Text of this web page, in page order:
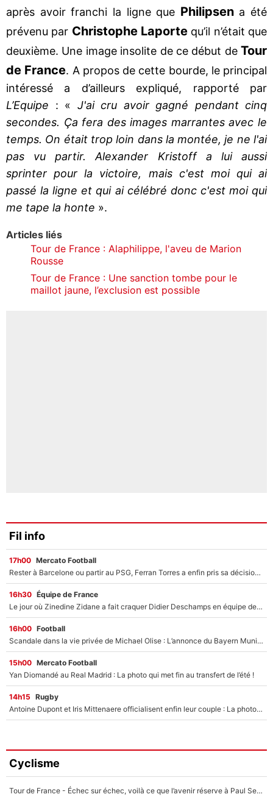
après avoir franchi la ligne que Philipsena été
prévenu par Christophe Laporte qu’il n’était que
deuxième. Une image insolite de ce début de Tour
de France. A propos de cette bourde, le principal
intéressé a d’ailleurs expliqué, rapporté par
L’Equipe : « J'ai cru avoir gagné pendant cinq
secondes. Ça fera des images marrantes avec le
temps. On était trop loin dans la montée, je ne l'ai
pas vu partir. Alexander Kristoff a lui aussi
sprinter pour la victoire, mais c'est moi qui ai
passé la ligne et qui ai célébré donc c'est moi qui
me tape la honte ».
Articles liés
Tour de France : Alaphilippe, l'aveu de Marion
Rousse
Tour de France : Une sanction tombe pour le
maillot jaune, l’exclusion est possible
Fil info
17h00 Mercato Football
Rester à Barcelone ou partir au PSG, Ferran Torres a enfin pris sa décision : La course contre la montre est lancée !
16h30 Équipe de France
Le jour où Zinedine Zidane a fait craquer Didier Deschamps en équipe de France : «Je m’en suis voulu», l’ancien sélectionneur a regretté son geste !
16h00 Football
Scandale dans la vie privée de Michael Olise : L’annonce du Bayern Munich sur son enfant caché
15h00 Mercato Football
Yan Diomandé au Real Madrid : La photo qui met fin au transfert de l’été !
14h15 Rugby
Antoine Dupont et Iris Mittenaere officialisent enfin leur couple : La photo qui enflamme les réseaux sociaux
Cyclisme
Tour de France - Échec sur échec, voilà ce que l’avenir réserve à Paul Seixas : «Tant qu’il y aura un Pogacar comme celui-là...»